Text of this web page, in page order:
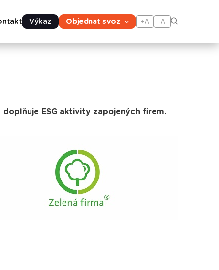
Výkaz Objednat svoz +A -A
ESG aktivity zapojených firem.